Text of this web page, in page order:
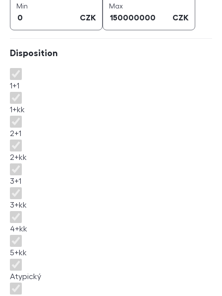
Min
CZK
Maxprice (
CZK
Disposition
Disposition
1+1
1+kk
2+1
2+kk
3+1
3+kk
4+kk
5+kk
Atypický